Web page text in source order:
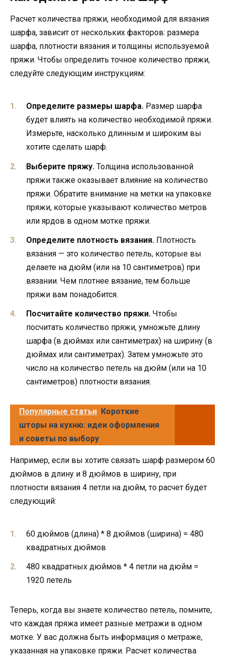
Расчет количества пряжи, необходимой для вязания
шарфа, зависит от нескольких факторов: размера
шарфа, плотности вязания и толщины используемой
пряжи. Чтобы определить точное количество пряжи,
следуйте следующим инструкциям:
Определите размеры шарфа. Размер шарфа
будет влиять на количество необходимой пряжи.
Измерьте, насколько длинным и широким вы
хотите сделать шарф.
Выберите пряжу. Толщина использованной
пряжи также оказывает влияние на количество
пряжи. Обратите внимание на метки на упаковке
пряжи, которые указывают количество метров
или ярдов в одном мотке пряжи.
Определите плотность вязания. Плотность
вязания — это количество петель, которые вы
делаете на дюйм (или на 10 сантиметров) при
вязании. Чем плотнее вязание, тем больше
пряжи вам понадобится.
Посчитайте количество пряжи. Чтобы
посчитать количество пряжи, умножьте длину
шарфа (в дюймах или сантиметрах) на ширину (в
дюймах или сантиметрах). Затем умножьте это
число на количество петель на дюйм (или на 10
сантиметров) плотности вязания.
Популярные статьи Короткие
шторы на кухню: идеи оформления
и советы по выбору
Например, если вы хотите связать шарф размером 60
дюймов в длину и 8 дюймов в ширину, при
плотности вязания 4 петли на дюйм, то расчет будет
следующий:
60 дюймов (длина) * 8 дюймов (ширина) = 480
квадратных дюймов
480 квадратных дюймов * 4 петли на дюйм =
1920 петель
Теперь, когда вы знаете количество петель, помните,
что каждая пряжа имеет разные метражи в одном
мотке. У вас должна быть информация о метраже,
указанная на упаковке пряжи. Расчет количества